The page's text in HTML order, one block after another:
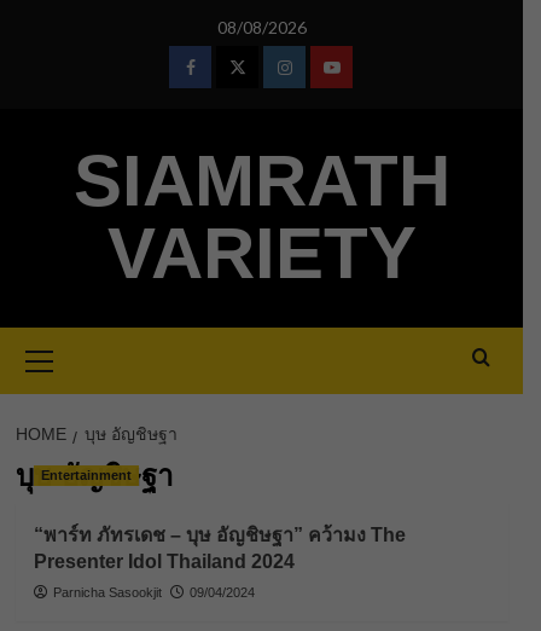
08/08/2026
FacebookTwitterInstagramYoutube
SIAMRATH
VARIETY
Menu
HOME บุษ อัญชิษฐา
บุษ อัญชิษฐา
Entertainment
“พาร์ท ภัทรเดช – บุษ อัญชิษฐา” คว้ามง The
Presenter Idol Thailand 2024
Parnicha Sasookjit 09/04/2024